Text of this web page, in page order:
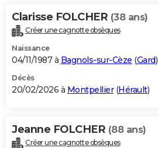
Clarisse FOLCHER (38 ans)
Créer une cagnotte obsèques
Naissance
04/11/1987 à Bagnols-sur-Cèze (Gard)
Décès
20/02/2026 à Montpellier(Hérault)
Jeanne FOLCHER (88 ans)
Créer une cagnotte obsèques